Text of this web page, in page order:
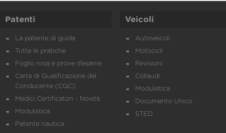
Patenti
La patente di guida
Tutte le pratiche
Foglio rosa e prove d’esame
Carta di Qualificazione del
Conducente (CQC)
Medici Certificatori - Novità
Modulistica
Patente nautica
Veicoli
Autoveicoli
Motocicli
Revisioni
Collaudi
Modulistica
Documento Unico
STED